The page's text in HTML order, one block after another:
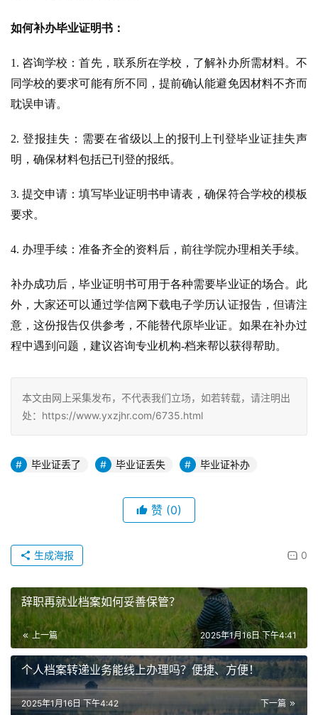
如何补办毕业证明书：
1. 咨询学校：首先，联系所在学校，了解补办所需材料。不
同学校的要求可能有所不同，提前确认能避免因材料不齐而
耽误申请。
2. 登报挂失：需要在省级以上的报刊上刊登毕业证挂失声
明，确保材料包括已刊登的报纸。
3. 提交申请：填写毕业证明书申请表，确保符合学校的模板
要求。
4. 办理手续：准备齐全的资料后，前往学院办理相关手续。
补办成功后，毕业证明书可用于各种需要毕业证的场合。此
外，大家还可以通过学信网下载电子学历认证报告，但请注
意，这份报告仅供参考，不能替代原毕业证。如果在补办过
程中遇到问题，建议咨询专业机构-档来帮以获得帮助。
本文由网上采集发布，不代表我们立场，如若转载，请注明出
处：https://www.yxzjhr.com/6735.html
毕业证丢了 毕业证丢失 毕业证补办
赞 (0)
0
生成海报
辞职再就业档案如何妥善保管？
上一篇 2025年1月16日 下午4:41
个人档案转递业务能线上办理吗？便捷、方便！
下一篇
2025年1月16日 下午4:42